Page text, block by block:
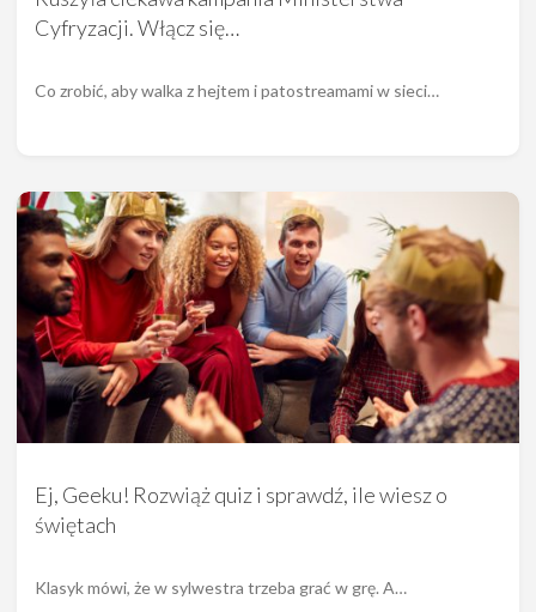
Cyfryzacji. Włącz się…
Co zrobić, aby walka z hejtem i patostreamami w sieci…
Ej, Geeku! Rozwiąż quiz i sprawdź, ile wiesz o
świętach
Klasyk mówi, że w sylwestra trzeba grać w grę. A…